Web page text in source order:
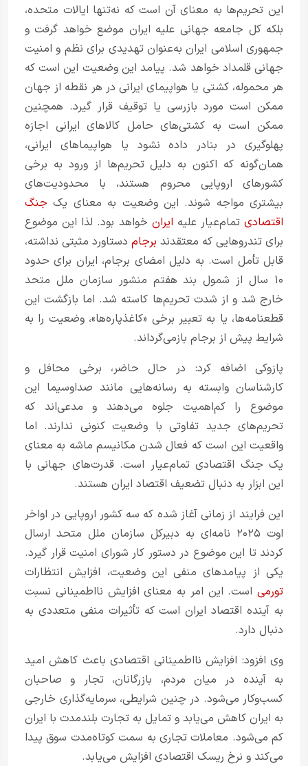
این تحریم‌ها به معنای آن است که نه‌تنها ایالات متحده،
بلکه کل جامعه جهانی علیه ایران موضع خواهد گرفت و
جمهوری اسلامی ایران به‌عنوان تهدیدی برای نظم و امنیت
جهانی قلمداد خواهد شد. پیامد این وضعیت این است که
هر محموله، کشتی یا هواپیمای ایرانی در هر نقطه از جهان
ممکن است مورد بازرسی یا توقیف قرار گیرد. همچنین
ممکن است به کشتی‌های حامل کالاهای ایرانی اجازه
پهلوگیری در بنادر داده نشود یا هواپیماهای ایرانی،
همان‌گونه که اکنون به دلیل تحریم‌ها از ورود به برخی
کشورهای اروپایی محروم هستند، با محدودیت‌های
بیشتری مواجه شوند. این وضعیت به معنای یک جنگ
اقتصادی تمام‌عیار علیه ایران خواهد بود. لذا این موضوع
برای تندروهایی که معتقدند برجام دستاورد مثبتی نداشته،
قابل تأمل است. به دلیل امضای برجام، ایران برای حدود
۱۰ سال از شمول بند هفتم منشور سازمان ملل متحد
خارج شد و از شدت تحریم‌ها کاسته شد. اما بازگشت این
قطعنامه‌ها، یا به تعبیر برخی «کاغذپاره‌ها»، وضعیت را به
شرایط پیش از برجام بازمی‌گرداند.
پازوکی اضافه کرد: در حال حاضر، برخی محافل و
کارشناسان وابسته به رسانه‌هایی مانند صداوسیما این
موضوع را کم‌اهمیت جلوه می‌دهند و مدعی‌اند که
تحریم‌های جدید تفاوتی با وضعیت کنونی ندارند. اما
واقعیت این است که فعال شدن مکانیسم ماشه به معنای
یک جنگ اقتصادی تمام‌عیار است. قدرت‌های جهانی با
این ابزار به دنبال تضعیف اقتصاد ایران هستند.
این فرایند از زمانی آغاز شده که سه کشور اروپایی در اواخر
اوت ۲۰۲۵ نامه‌ای به دبیرکل سازمان ملل متحد ارسال
کردند تا این موضوع در دستور کار شورای امنیت قرار گیرد.
یکی از پیامدهای منفی این وضعیت، افزایش انتظارات
تورمی است. این امر به معنای افزایش نااطمینانی نسبت
به آینده اقتصاد ایران است که تأثیرات منفی متعددی به
دنبال دارد.
وی افزود: افزایش نااطمینانی اقتصادی باعث کاهش امید
به آینده در میان مردم، بازرگانان، تجار و صاحبان
کسب‌وکار می‌شود. در چنین شرایطی، سرمایه‌گذاری خارجی
به ایران کاهش می‌یابد و تمایل به تجارت بلندمدت با ایران
کم می‌شود. معاملات تجاری به سمت کوتاه‌مدت سوق پیدا
می‌کند و نرخ ریسک اقتصادی افزایش می‌یابد.